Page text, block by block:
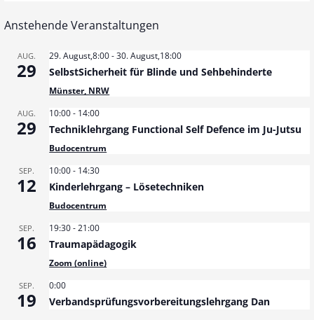
Anstehende Veranstaltungen
AUG.
29
29. August,8:00-30. August,18:00
SelbstSicherheit für Blinde und Sehbehinderte
Münster, NRW
AUG.
29
10:00- 14:00
Techniklehrgang Functional Self Defence im Ju-Jutsu
Budocentrum
SEP.
12
10:00- 14:30
Kinderlehrgang – Lösetechniken
Budocentrum
SEP.
16
19:30-21:00
Traumapädagogik
Zoom (online)
SEP.
19
0:00
Verbandsprüfungsvorbereitungslehrgang Dan